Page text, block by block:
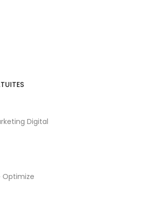
Digital
Optimize